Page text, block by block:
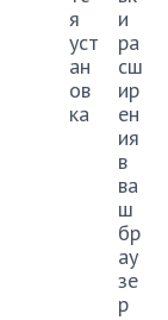
я
уст
ан
ов
ка
и
ра
сш
ир
ен
ия
в
ва
ш
бр
ау
зе
р